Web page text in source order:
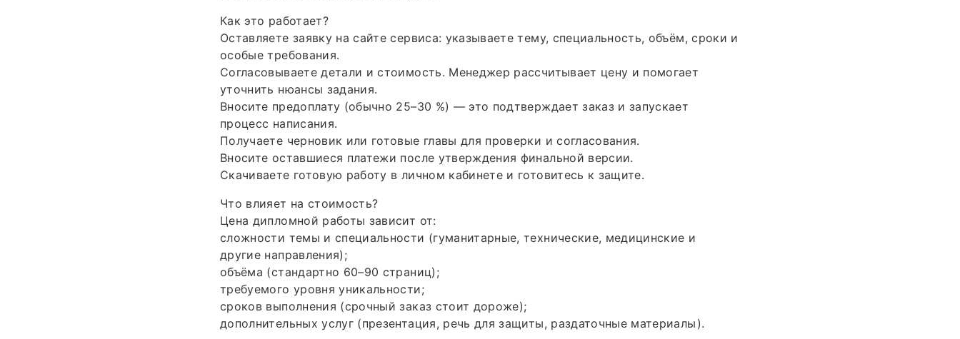
Как это работает?
Оставляете заявку на сайте сервиса: указываете тему, специальность, объём, сроки и
особые требования.
Согласовываете детали и стоимость. Менеджер рассчитывает цену и помогает
уточнить нюансы задания.
Вносите предоплату (обычно 25–30 %) — это подтверждает заказ и запускает
процесс написания.
Получаете черновик или готовые главы для проверки и согласования.
Вносите оставшиеся платежи после утверждения финальной версии.
Скачиваете готовую работу в личном кабинете и готовитесь к защите.
Что влияет на стоимость?
Цена дипломной работы зависит от:
сложности темы и специальности (гуманитарные, технические, медицинские и
другие направления);
объёма (стандартно 60–90 страниц);
требуемого уровня уникальности;
сроков выполнения (срочный заказ стоит дороже);
дополнительных услуг (презентация, речь для защиты, раздаточные материалы).